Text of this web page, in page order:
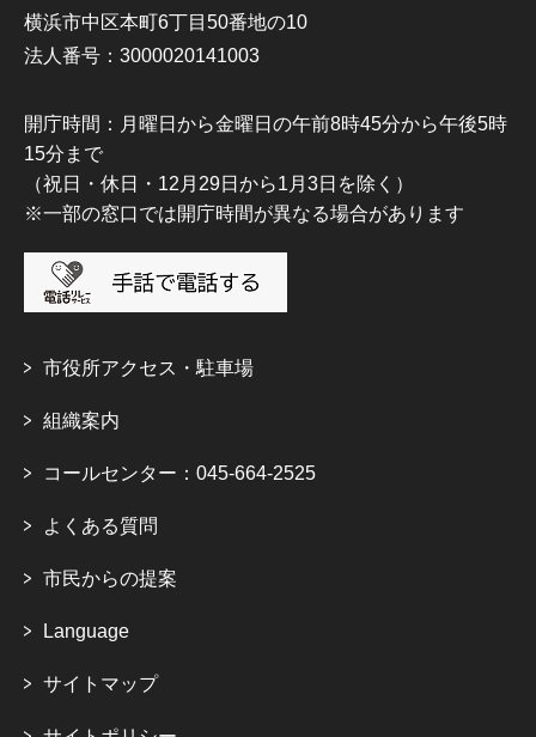
横浜市中区本町6丁目50番地の10
法人番号：3000020141003
開庁時間：月曜日から金曜日の午前8時45分から午後5時
15分まで
（祝日・休日・12月29日から1月3日を除く）
※一部の窓口では開庁時間が異なる場合があります
市役所アクセス・駐車場
組織案内
コールセンター：045-664-2525
よくある質問
市民からの提案
Language
サイトマップ